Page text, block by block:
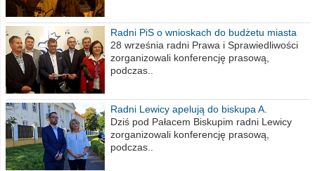
Radni PiS o wnioskach do budżetu miasta
na 2021 rok
28 września radni Prawa i Sprawiedliwości
zorganizowali konferencję prasową,
podczas..
Radni Lewicy apelują do biskupa A.
Wiesława Meringa
Dziś pod Pałacem Biskupim radni Lewicy
zorganizowali konferencję prasową,
podczas..